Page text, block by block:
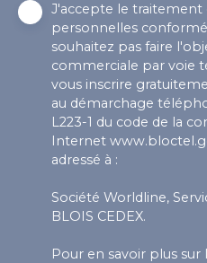
J'accepte le traitement
personnelles
souhaitez pas faire
commerciale par voie
vous inscrire
au démarchage
L223-1 du code de la
Internet
adressé à :
Société Worldline,
BLOIS CEDEX.
Pour en savoir plus